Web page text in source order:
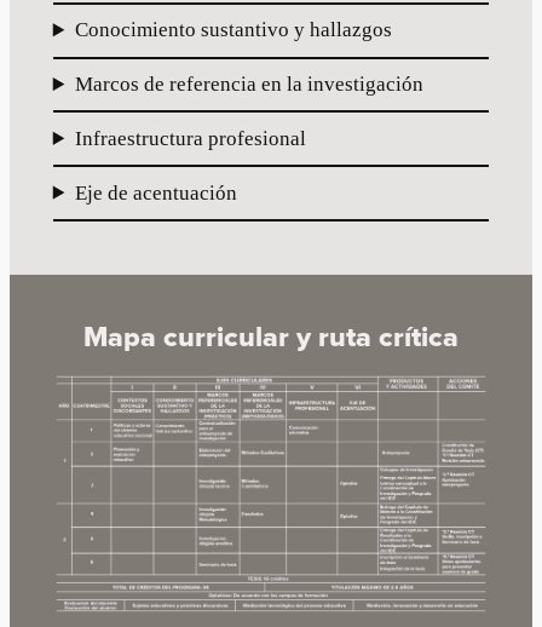
Conocimiento sustantivo y hallazgos
Marcos de referencia en la investigación
Infraestructura profesional
Eje de acentuación
Mapa curricular y ruta crítica